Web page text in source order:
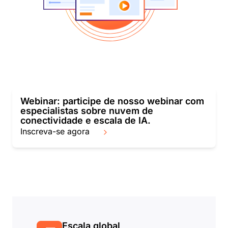
Webinar: participe de nosso webinar com
especialistas sobre nuvem de
conectividade e escala de IA.
Inscreva-se agora
Escala global